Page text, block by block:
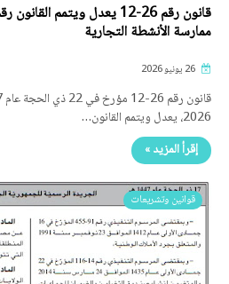
ممارسة الأنشطة التجارية
2026، يعدل ويتمم القانون…
إقرأ المزيد »
قوانين وتشريعات